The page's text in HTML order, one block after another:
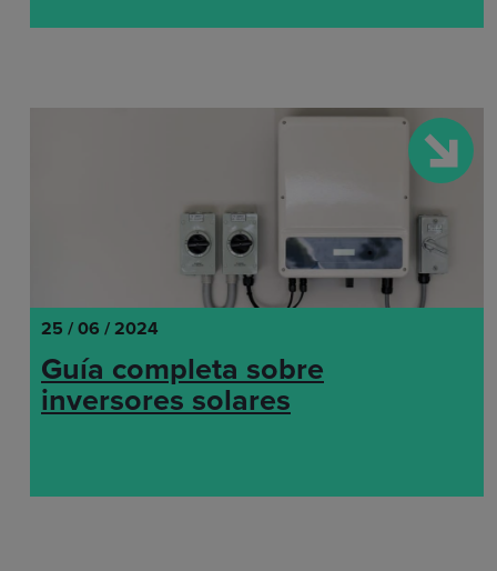
25 / 06 / 2024
Guía completa sobre
inversores solares